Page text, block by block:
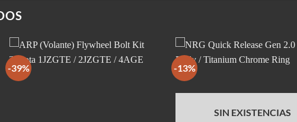
-39% -13%
SIN EXISTENCIAS